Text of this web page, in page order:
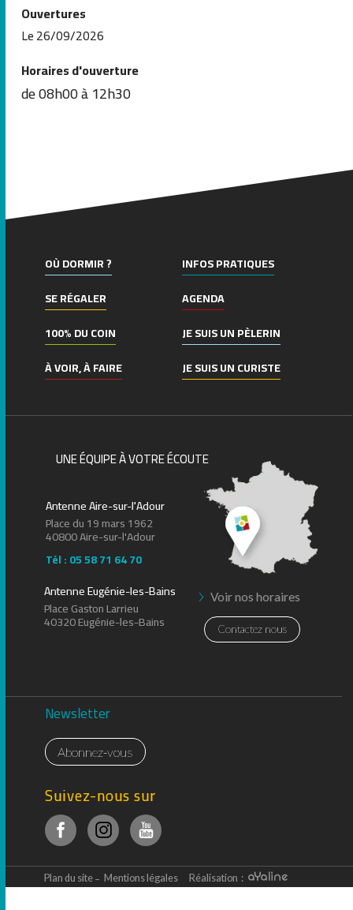
Ouvertures
Le 26/09/2026
Horaires d'ouverture
de 08h00 à 12h30
OÙ DORMIR ?
SE RÉGALER
100% DU COIN
À VOIR, À FAIRE
INFOS PRATIQUES
AGENDA
JE SUIS UN PÈLERIN
JE SUIS UN CURISTE
Newsletter
Abonnez-vous
Suivez-nous sur
UNE ÉQUIPE À VOTRE ÉCOUTE
Antenne Aire-sur-l'Adour
Place du 19 mars 1962
40800 Aire-sur-l'Adour
Tél : 05 58 71 64 70
Voir nos horaires
Antenne Eugénie-les-Bains
Place Gaston Larrieu
40320 Eugénie-les-Bains Contactez nous
Plan du site Mentions légales Réalisation :